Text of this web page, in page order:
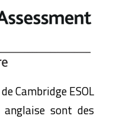
Cambridge ESOL
sont des